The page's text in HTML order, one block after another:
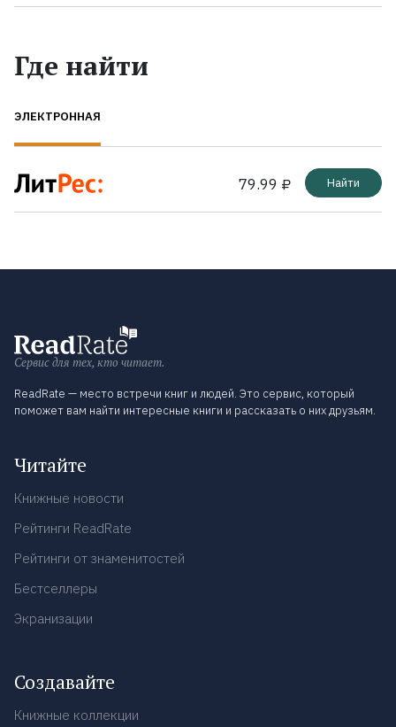
Где найти
ЭЛЕКТРОННАЯ
79.99 ₽ Найти
Сервис для тех, кто читает.
ReadRate — место встречи книг и людей. Это сервис, который
поможет вам найти интересные книги и рассказать о них друзьям.
Читайте
Книжные новости
Рейтинги ReadRate
Рейтинги от знаменитостей
Бестселлеры
Экранизации
Создавайте
Книжные коллекции